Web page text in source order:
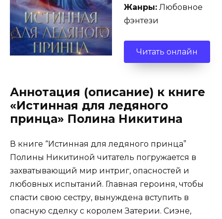
Жанры: Любовное
фэнтези
Читать онлайн
Аннотация (описание) к книге
«Истинная для ледяного
принца» Полина Никитина
В книге “Истинная для ледяного принца”
Полины Никитиной читатель погружается в
захватывающий мир интриг, опасностей и
любовных испытаний. Главная героиня, чтобы
спасти свою сестру, вынуждена вступить в
опасную сделку с королем Затерии. Сиэне,